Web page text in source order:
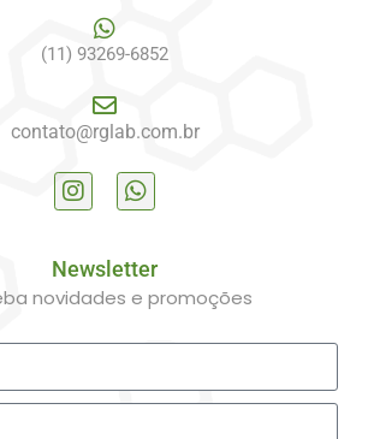
(11) 93269-6852
contato@rglab.com.br
Newsletter
novidades e promoções